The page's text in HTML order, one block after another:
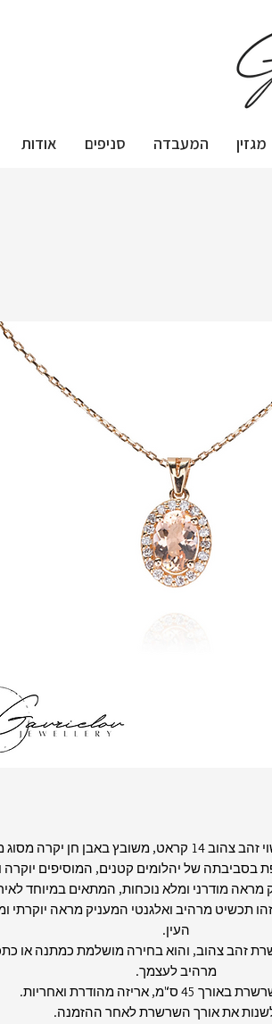
מגזין המעבדה סניפים אודות
התליון היוקרתי הזה עשוי זהב צהוב 14 קראט, משובץ באבן חן
בסביבתה של יהלומים קטנים, המוסיפים יוקרה
מראה מודרני ומלא נוכחות, המתאים במיוחד
תכשיט מרהיב ואלגנטי המעניק מראה יוקרתי
העין.
זהב צהוב, והוא בחירה מושלמת כמתנה או
מרהיב לעצמך.
אריזה מהודרת ואחריות.
לשנות את אורך השרשרת לאחר ההזמנה.